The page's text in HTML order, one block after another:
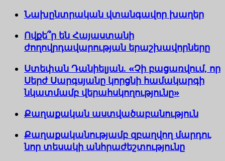
Նախընտրական վտանգավոր խաղեր
Ովքե՞ր են Հայաստանի
ժողովրդավարության երաշխավորները
Ստեփան Դանիելյան. «Չի բացառվում, որ
Սերժ Սարգսյանը կորցնի համակարգի
նկատմամբ վերահսկողությունը»
Քաղաքական աստվածաբանություն
Քաղաքականությամբ զբաղվող մարդու
նոր տեսակի անհրաժեշտությունը